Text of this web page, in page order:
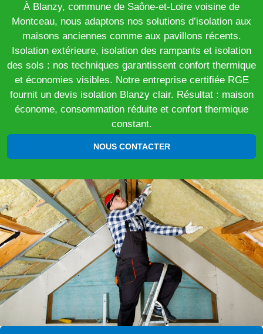
À Blanzy, commune de Saône-et-Loire voisine de
Montceau, nous adaptons nos solutions d’isolation aux
maisons anciennes comme aux pavillons récents.
Isolation extérieure, isolation des rampants et isolation
des sols : nos techniques garantissent confort thermique
et économies visibles. Notre entreprise certifiée RGE
fournit un devis isolation Blanzy clair. Résultat : maison
économe, consommation réduite et confort thermique
constant.
NOUS CONTACTER